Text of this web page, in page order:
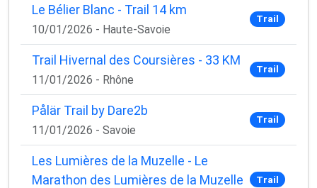
Oui, je veux progresser 💪
Aucun spam, vous pouvez vous désinscrire à tout
moment.
Le Bélier Blanc - Trail 14 km
10/01/2026 - Haute-Savoie
Trail
Trail Hivernal des Coursières - 33 KM
11/01/2026 - Rhône
Trail
Pålär Trail by Dare2b
11/01/2026 - Savoie
Trail
Les Lumières de la Muzelle - Le
Marathon des Lumières de la Muzelle
Trail